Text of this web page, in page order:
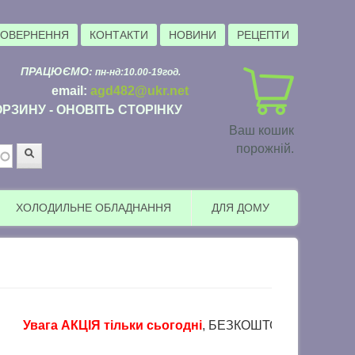
КОНТАКТИ НОВИНИ РЕЦЕПТИ
Ваш кошик
порожній.
ПРАЦЮЄМО: пн-нд:10.00-19год.
email: agd482@ukr.net
- ОНОВІТЬ СТОРІНКУ
ХОЛОДИЛЬНЕ ОБЛАДНАННЯ ДЛЯ ДОМУ
АКЦІЯ тільки сьогодні, БЕЗКОШТОВНА доставка в